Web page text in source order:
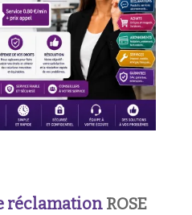
réclamation ROSE